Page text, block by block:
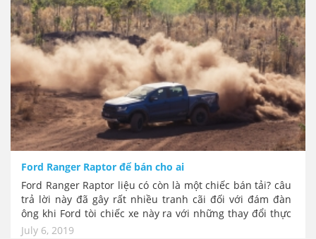
Ford Ranger Raptor để bán cho ai
Ford Ranger Raptor liệu có còn là một chiếc bán tải? câu
trả lời này đã gây rất nhiều tranh cãi đối với đám đàn
ông khi Ford tòi chiếc xe này ra với những thay đổi thực
sự là “quái dị”. Vậy tại sao phải đi tìm câu trả lời trong
July 6, 2019